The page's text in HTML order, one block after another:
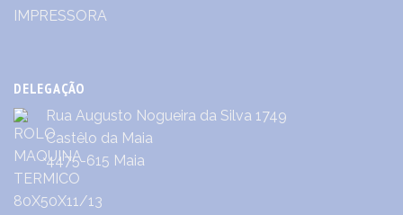
DELEGAÇÃO
Rua Augusto Nogueira da Silva 1749
Castêlo da Maia
4475-615 Maia